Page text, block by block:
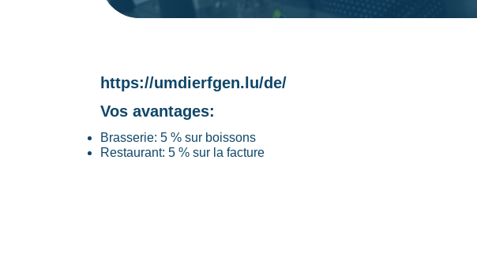
https://umdierfgen.lu/de/
Vos avantages:
Brasserie: 5 % sur boissons
Restaurant: 5 % sur la facture